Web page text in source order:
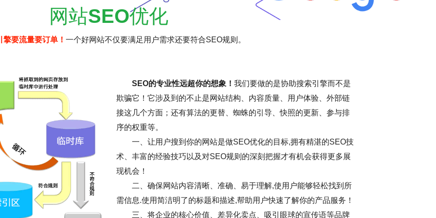
网站SEO优化
擎要流量要订单！ 一个好网站不仅要满足用户需求还要符合SEO规则。
SEO的专业性远超你的想象！ 我们要做的是协助搜索引擎而不是
欺骗它！它涉及到的不止是网站结构、内容质量、用户体验、外部链
接这几个方面；还有算法的更替、蜘蛛的引导、快照的更新、参与排
序的权重等。
一、让用户搜到你的网站是做SEO优化的目标,拥有精湛的SEO技
术、丰富的经验技巧以及对SEO规则的深刻把握才有机会获得更多展
现机会！
二、确保网站内容清晰、准确、易于理解,使用户能够轻松找到所
需信息.使用简洁明了的标题和描述,帮助用户快速了解你的产品服务！
三、将企业的核心价值、差异化卖点、吸引眼球的宣传语等品牌